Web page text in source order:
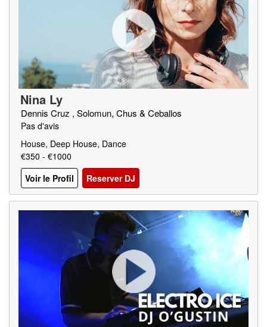
Nina Ly
Dennis Cruz , Solomun, Chus & Ceballos
Pas d'avis
House, Deep House, Dance
€350 - €1000
Voir le Profil
Reserver DJ